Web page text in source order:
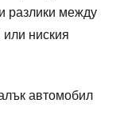
разлики между
ниския
автомобил